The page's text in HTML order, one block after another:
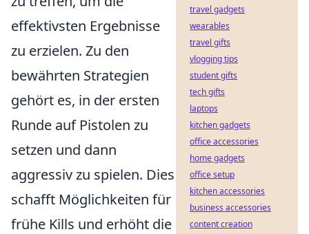
effektivsten Ergebnisse
zu erzielen. Zu den
bewährten Strategien
gehört es, in der ersten
Runde auf Pistolen zu
setzen und dann
aggressiv zu spielen. Dies
schafft Möglichkeiten für
frühe Kills und erhöht die
travel gadgets
wearables
travel gifts
vlogging tips
student gifts
tech gifts
laptops
kitchen gadgets
office accessories
home gadgets
office setup
kitchen accessories
business accessories
content creation